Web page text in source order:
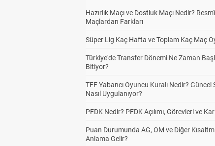
Hazırlık Maçı ve Dostluk Maçı Nedir? Resmî
Maçlardan Farkları
Süper Lig Kaç Hafta ve Toplam Kaç Maç
Türkiye'de Transfer Dönemi Ne Zaman
Bitiyor?
TFF Yabancı Oyuncu Kuralı Nedir? Güncel
Nasıl Uygulanıyor?
PFDK Nedir? PFDK Açılımı, Görevleri ve
Puan Durumunda AG, OM ve Diğer
Anlama Gelir?